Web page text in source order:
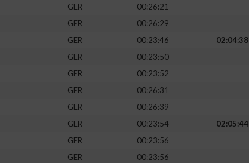
GER
00:26:21
GER
00:26:29
GER 00:23:46
02:04:38
GER
00:23:50
GER
00:23:52
GER
00:26:31
GER
00:26:39
GER 00:23:54
02:05:44
GER
00:23:56
GER
00:23:56